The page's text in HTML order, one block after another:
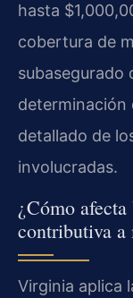
hasta
cobertura de
subasegurado
determinación
detallado de
involucradas.
¿Cómo
contributiva a
Virginia aplica